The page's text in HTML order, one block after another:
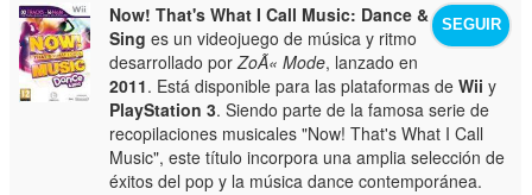
SEGUIR
Now! That's What I Call Music: Dance &
Sing es un videojuego de música y ritmo
desarrollado porZoÃ« Mode, lanzado en
2011. Está disponible para las plataformas deWii y
PlayStation 3. Siendo parte de la famosa serie de
recopilaciones musicales "Now! That's What I Call
Music", este título incorpora una amplia selección de
éxitos del pop y la música dance contemporánea.